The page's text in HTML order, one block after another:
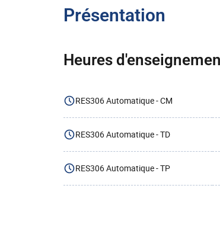
Présentation
Heures
RES306 Automatique - CM
RES306 Automatique - TD
RES306 Automatique - TP